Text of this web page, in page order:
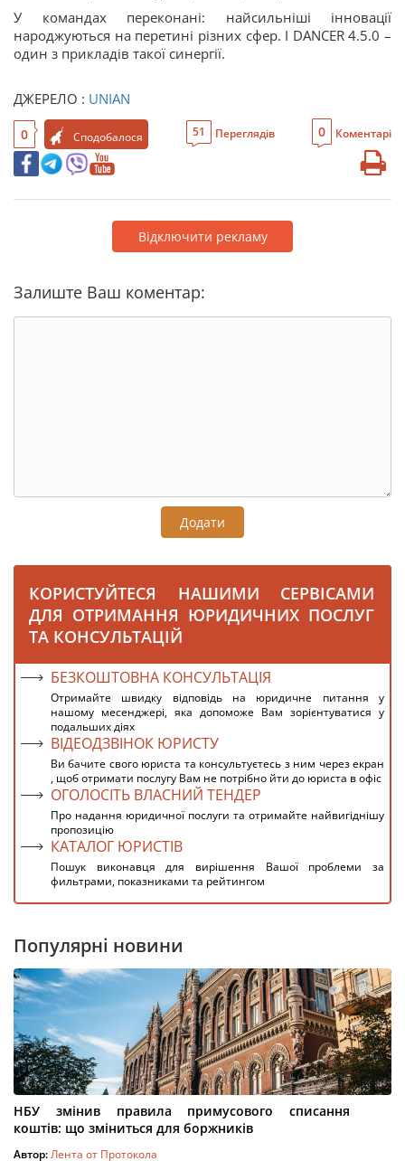
У командах переконані: найсильніші інновації
народжуються на перетині різних сфер. І DANCER 4.5.0 –
один з прикладів такої синергії.
ДЖЕРЕЛО : UNIAN
0 Сподобалося 51 Переглядів 0 Коментарі
Відключити рекламу
Залиште Ваш коментар:
Додати
КОРИСТУЙТЕСЯ НАШИМИ СЕРВІСАМИ
ДЛЯ ОТРИМАННЯ ЮРИДИЧНИХ ПОСЛУГ
ТА КОНСУЛЬТАЦІЙ
БЕЗКОШТОВНА КОНСУЛЬТАЦІЯ
Отримайте швидку відповідь на юридичне питання у
нашому месенджері, яка допоможе Вам зорієнтуватися у
подальших діях
ВІДЕОДЗВІНОК ЮРИСТУ
Ви бачите свого юриста та консультуєтесь з ним через екран
, щоб отримати послугу Вам не потрібно йти до юриста в офіс
ОГОЛОСІТЬ ВЛАСНИЙ ТЕНДЕР
Про надання юридичної послуги та отримайте найвигіднішу
пропозицію
КАТАЛОГ ЮРИСТІВ
Пошук виконавця для вирішення Вашої проблеми за
фильтрами, показниками та рейтингом
Популярні новини
НБУ змінив правила примусового списання
коштів: що зміниться для боржників
Автор:Лента от Протокола